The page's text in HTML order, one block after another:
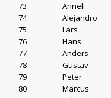
73
Anneli
74
Alejandro
75
Lars
76
Hans
77
Anders
78
Gustav
79
Peter
80
Marcus